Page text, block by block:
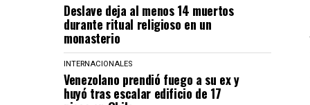
Deslave deja al menos 14 muertos
durante ritual religioso en un
monasterio
INTERNACIONALES
Venezolano prendió fuego a su ex y
huyó tras escalar edificio de 17